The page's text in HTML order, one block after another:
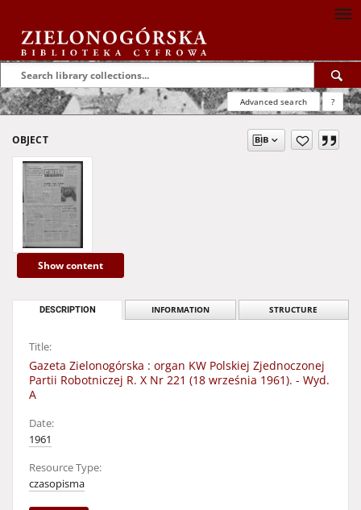
Advanced search ?
OBJECT
Show content
DESCRIPTION INFORMATION STRUCTURE
Title:
Gazeta Zielonogórska : organ KW Polskiej Zjednoczonej
Partii Robotniczej R. X Nr 221 (18 września 1961). - Wyd.
A
Date:
1961
Resource Type:
czasopisma